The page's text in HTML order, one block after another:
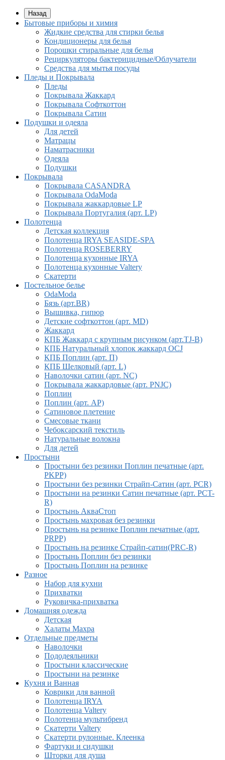
Назад
Бытовые приборы и химия
Жидкие средства для стирки белья
Кондиционеры для белья
Порошки стиральные для белья
Рециркуляторы бактерицидные/Облучатели
Средства для мытья посуды
Пледы и Покрывала
Пледы
Покрывала Жаккард
Покрывала Софткоттон
Покрывала Сатин
Подушки и одеяла
Для детей
Матрацы
Наматрасники
Одеяла
Подушки
Покрывала
Покрывалa CASANDRA
Покрывала OdaModa
Покрывала жаккардовые LP
Покрывала Португалия (арт. LP)
Полотенца
Детская коллекция
Полотенца IRYA SEASIDE-SPA
Полотенца ROSEBERRY
Полотенца кухонные IRYA
Полотенца кухонные Valtery
Скатерти
Постельное белье
OdaModa
Бязь (арт.BR)
Вышивка, гипюр
Детские софткоттон (арт. MD)
Жаккард
КПБ Жаккард с крупным рисунком (арт.TJ-B)
КПБ Натуральный хлопок жаккард OCJ
КПБ Поплин (арт. П)
КПБ Шелковый (арт. L)
Наволочки сатин (арт. NC)
Покрывала жаккардовые (арт. PNJC)
Поплин
Поплин (арт. AP)
Сатиновое плетение
Смесовые ткани
Чебоксарский текстиль
Натуральные волокна
Для детей
Простыни
Простыни без резинки Поплин печатные (арт.
PKPP)
Простыни без резинки Страйп-Сатин (арт. PCR)
Простыни на резинки Сатин печатные (арт. PCT-
R)
Простынь АкваСтоп
Простынь махровая без резинки
Простынь на резинке Поплин печатные (арт.
PRPP)
Простынь на резинке Страйп-сатин(PRC-R)
Простынь Поплин без резинки
Простынь Поплин на резинке
Разное
Набор для кухни
Прихватки
Руковичка-прихватка
Домашняя одежда
Детская
Халаты Махра
Отдельные предметы
Наволочки
Пододеяльники
Простыни классические
Простыни на резинке
Кухня и Ванная
Коврики для ванной
Полотенца IRYA
Полотенца Valtery
Полотенца мультибренд
Скатерти Valtery
Скатерти рулонные. Клеенка
Фартуки и сидушки
Шторки для душа